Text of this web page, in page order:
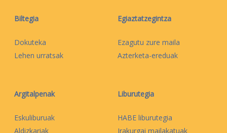
Biltegia
Dokuteka
Lehen urratsak
Egiaztatzegintza
Ezagutu zure maila
Azterketa-ereduak
Argitalpenak
Eskuliburuak
Aldizkariak
Liburutegia
HABE liburutegia
Irakurgai mailakatuak